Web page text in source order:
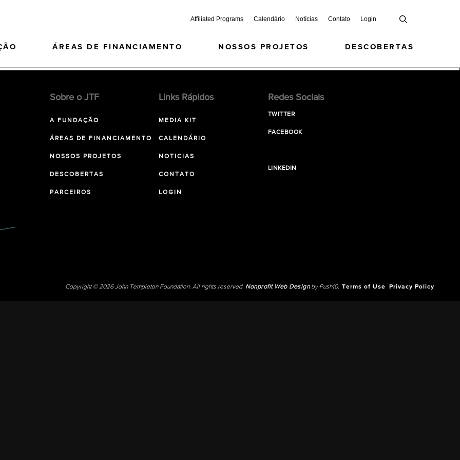
Affiliated Programs Calendário Notícias Contato Login
ÁREAS DE FINANCIAMENTO NOSSOS PROJETOS DESCOBERTAS
Sobre o JTF
A FUNDAÇÃO
ÁREAS DE FINANCIAMENTO
NOSSOS PROJETOS
DESCOBERTAS
PARCEIROS
Links Rápidos
MEDIA KIT
CALENDÁRIO
NOTICIAS
CONTATO
LOGIN
Redes Sociais
TWITTER
FACEBOOK
LINKEDIN
Copyright © 2026 John Templeton Foundation. All rights reserved. Nonprofit Web Designby Push10. Terms of Use Privacy Policy